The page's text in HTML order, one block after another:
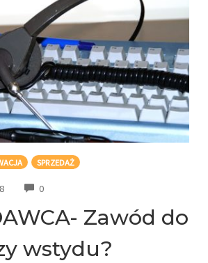
SPRZEDAŻ
0COMMENTS
Zawód do
wstydu?